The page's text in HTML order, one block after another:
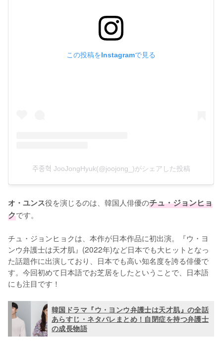
この投稿をInstagramで見る
주종혁 JooJongHyuk(@joojong_)がシェアした投稿
オ・ユンス役を演じるのは、韓国人俳優のチュ・ジョンヒョ
クです。
チュ・ジョンヒョクは、本作が日本作品に初出演。『ウ・ヨ
ンウ弁護士は天才肌』(2022年)など日本でも大ヒットとなっ
た話題作に出演しており、日本でも高い知名度を誇る俳優で
す。今回初めて日本語でお芝居をしたということで、日本語
にも注目です！
韓国ドラマ『ウ・ヨンウ弁護士は天才肌』の全話
あらすじ・ネタバレまとめ！自閉症を持つ弁護士
の成長物語